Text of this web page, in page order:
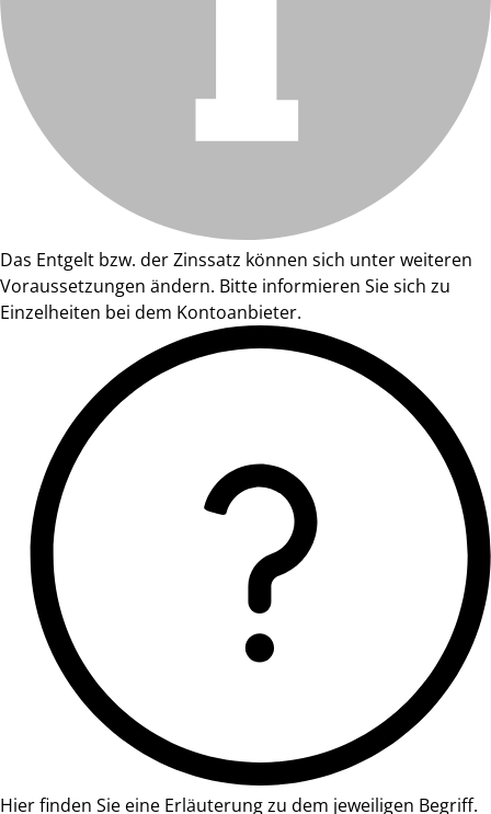
Das Entgelt bzw. der Zinssatz können sich unter weiteren
Voraussetzungen ändern. Bitte informieren Sie sich zu
Einzelheiten bei dem Kontoanbieter.
Hier finden Sie eine Erläuterung zu dem jeweiligen Begriff.